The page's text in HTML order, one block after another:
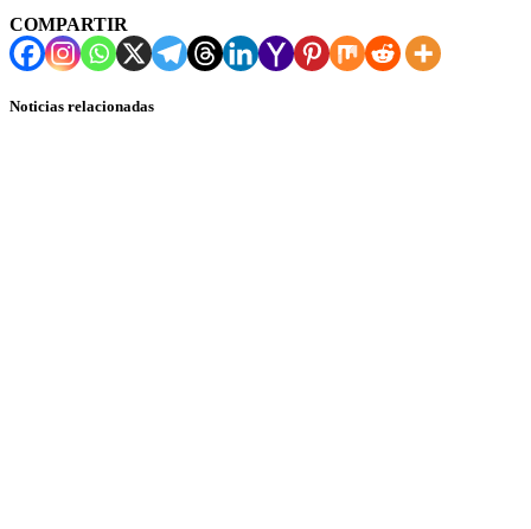
COMPARTIR
Noticias relacionadas